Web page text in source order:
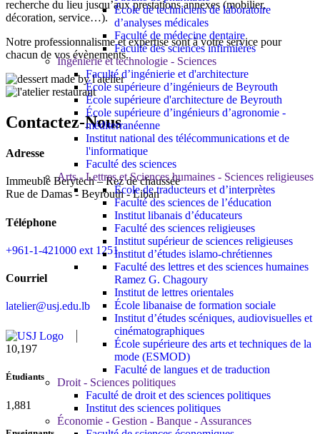
École de techniciens de laboratoire
d’analyses médicales
Faculté de médecine dentaire
Faculté des sciences infirmières
Ingénierie et technologie - Sciences
Faculté d’ingénierie et d'architecture
École supérieure d’ingénieurs de Beyrouth
École supérieure d'architecture de Beyrouth
École supérieure d’ingénieurs d’agronomie -
méditerranéenne
Institut national des télécommunications et de
l'informatique
Faculté des sciences
Arts - Lettres et Sciences humaines - Sciences religieuses
École de traducteurs et d’interprètes
Faculté des sciences de l’éducation
Institut libanais d’éducateurs
Faculté des sciences religieuses
Institut supérieur de sciences religieuses
Institut d’études islamo-chrétiennes
Faculté des lettres et des sciences humaines
Ramez G. Chagoury
Institut de lettres orientales
École libanaise de formation sociale
Institut d’études scéniques, audiovisuelles et
cinématographiques
École supérieure des arts et techniques de la
mode (ESMOD)
Faculté de langues et de traduction
Droit - Sciences politiques
Faculté de droit et des sciences politiques
Institut des sciences politiques
Économie - Gestion - Banque - Assurances
recherche du lieu jusqu’aux prestations annexes (mobilier,
décoration, service…).
Notre professionnalisme et expertise sont à votre service pour
chacun de vos évènements.
Contactez-Nous
Adresse
Immeuble Berytech – Rez de chaussée
Rue de Damas - Beyrouth - Liban
Téléphone
+961-1-421000 ext 1251
Courriel
latelier@usj.edu.lb
11,124
Étudiants
2,052